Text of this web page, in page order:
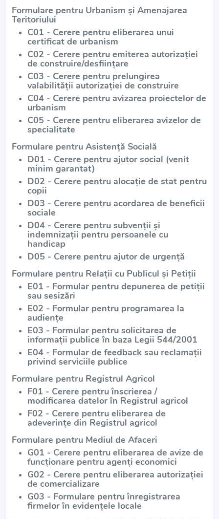
Formulare pentru Urbanism și Amenajarea
Teritoriului
C01 - Cerere pentru eliberarea unui
certificat de urbanism
C02 - Cerere pentru emiterea autorizației
de construire/desființare
C03 - Cerere pentru prelungirea
valabilității autorizației de construire
C04 - Cerere pentru avizarea proiectelor de
urbanism
C05 - Cerere pentru eliberarea avizelor de
specialitate
Formulare pentru Asistență Socială
D01 - Cerere pentru ajutor social (venit
minim garantat)
D02 - Cerere pentru alocație de stat pentru
copii
D03 - Cerere pentru acordarea de beneficii
sociale
D04 - Cerere pentru subvenții și
indemnizații pentru persoanele cu
handicap
D05 - Cerere pentru ajutor de urgență
Formulare pentru Relații cu Publicul și Petiții
E01 - Formular pentru depunerea de petiții
sau sesizări
E02 - Formular pentru programarea la
audiențe
E03 - Formular pentru solicitarea de
informații publice în baza Legii 544/2001
E04 - Formular de feedback sau reclamații
privind serviciile publice
Formulare pentru Registrul Agricol
F01 - Cerere pentru înscrierea /
modificarea datelor în Registrul agricol
F02 - Cerere pentru eliberarea de
adeverințe din Registrul agricol
Formulare pentru Mediul de Afaceri
G01 - Cerere pentru eliberarea de avize de
funcționare pentru agenți economici
G02 - Cerere pentru eliberarea autorizației
de comercializare
G03 - Formulare pentru înregistrarea
firmelor în evidențele locale